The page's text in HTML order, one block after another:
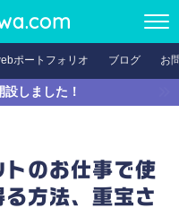
ポートフォリオ ブログ お
しました！
トのお仕事で使
方法、重宝さ